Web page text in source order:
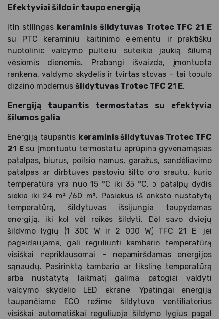
Efektyviai šildo ir taupo energiją
Itin stilingas keraminis šildytuvas Trotec TFC 21 E
su PTC keraminiu kaitinimo elementu ir praktišku
nuotolinio valdymo pulteliu suteikia jaukią šilumą
vėsiomis dienomis. Prabangi išvaizda, įmontuota
rankena, valdymo skydelis ir tvirtas stovas – tai tobulo
dizaino modernus šildytuvas Trotec TFC 21 E.
Energiją taupantis termostatas su efektyvia
šilumos galia
Energiją taupantis keraminis šildytuvas Trotec TFC
21 E su įmontuotu termostatu aprūpina gyvenamąsias
patalpas, biurus, poilsio namus, garažus, sandėliavimo
patalpas ar dirbtuves pastoviu šilto oro srautu, kurio
temperatūra yra nuo 15 °C iki 35 °C, o patalpų dydis
siekia iki 24 m² /60 m³. Pasiekus iš anksto nustatytą
temperatūrą, šildytuvas išsijungia taupydamas
energiją, iki kol vėl reikės šildyti. Dėl savo dviejų
šildymo lygių (1 300 W ir 2 000 W) TFC 21 E, jei
pageidaujama, gali reguliuoti kambario temperatūrą
visiškai nepriklausomai – nepamiršdamas energijos
sąnaudų. Pasirinktą kambario ar tikslinę temperatūrą
arba nustatytą laikmatį galima patogiai valdyti
valdymo skydelio LED ekrane. Ypatingai energiją
taupančiame ECO režime šildytuvo ventiliatorius
visiškai automatiškai reguliuoja šildymo lygius pagal